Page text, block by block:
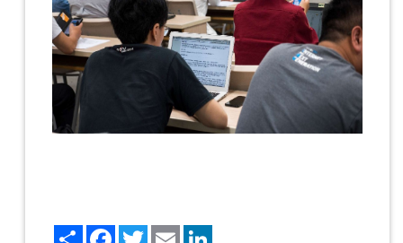
Share FacebookTwitterEmail